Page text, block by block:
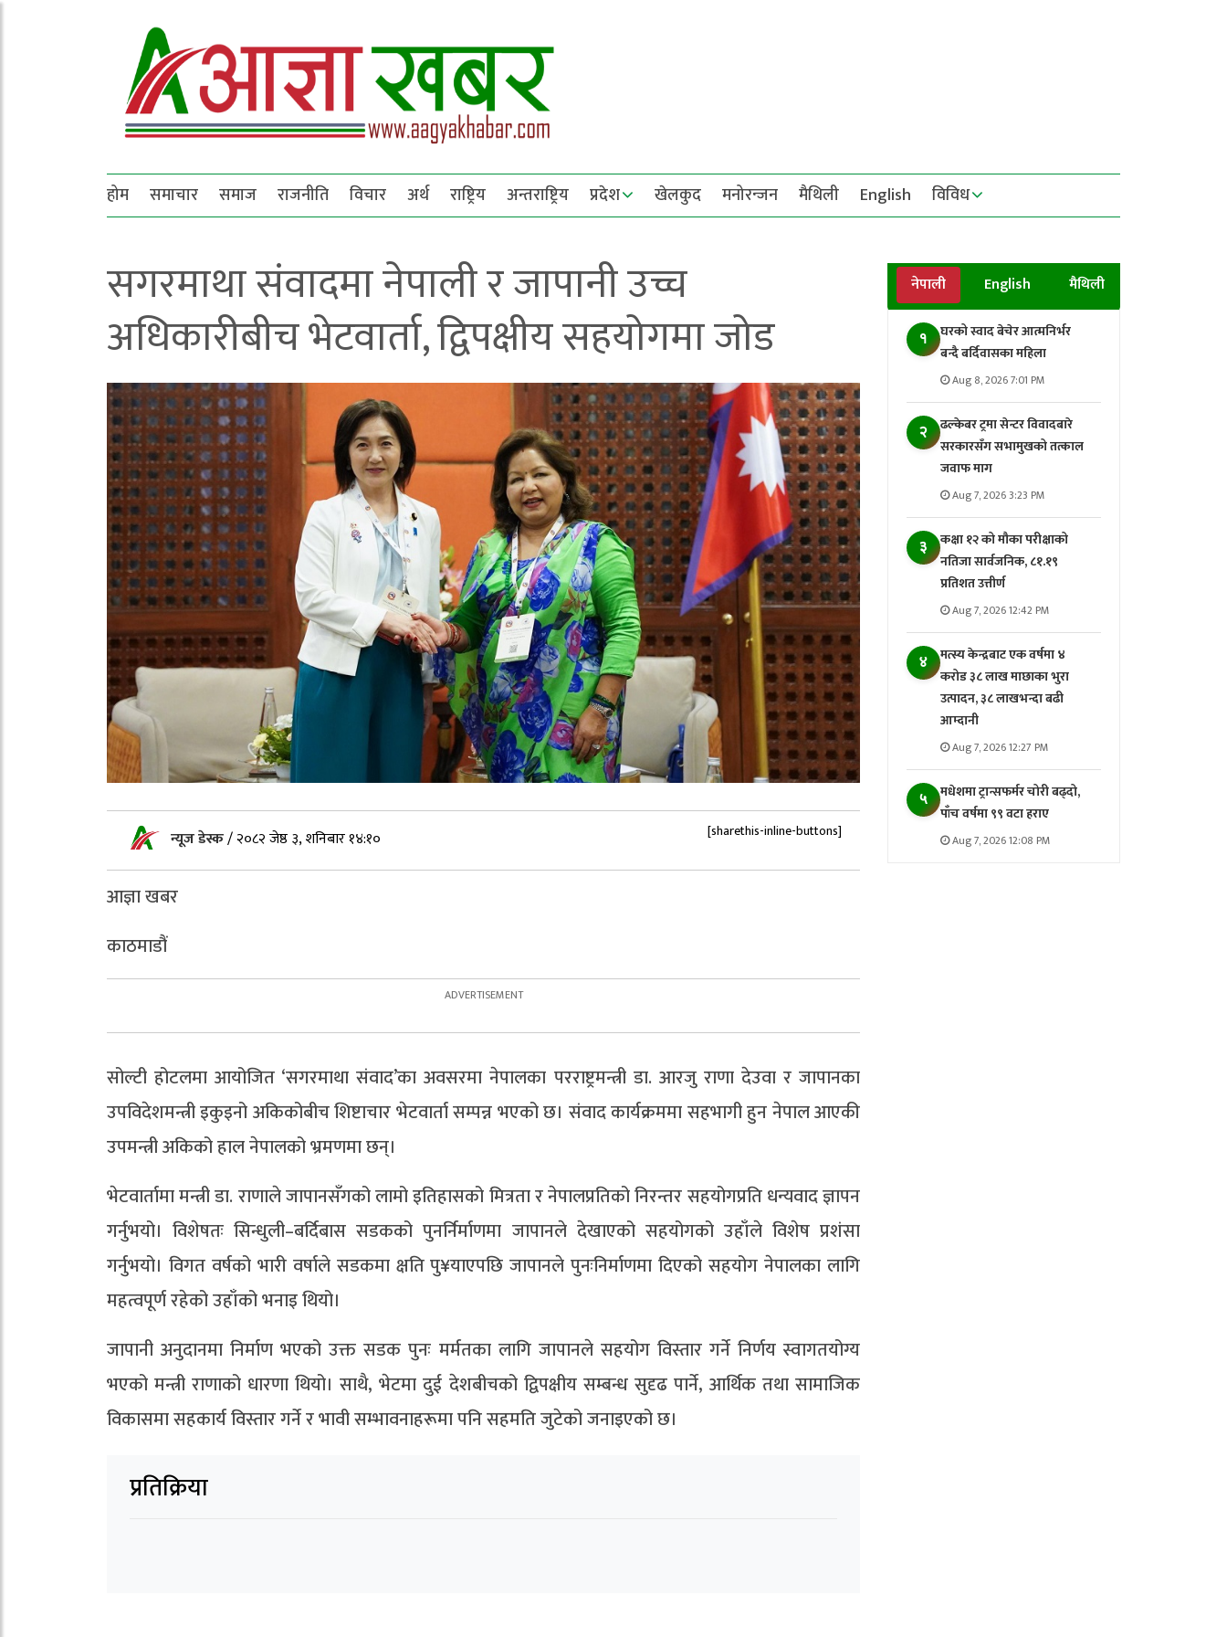
होम समाचार समाज राजनीति विचार अर्थ राष्ट्रिय अन्तराष्ट्रिय प्रदेश खेलकुद मनोरन्जन मैथिली English विविध
सगरमाथा संवादमा नेपाली र जापानी उच्च
अधिकारीबीच भेटवार्ता, द्विपक्षीय सहयोगमा जोड
न्यूज डेस्क/२०८२ जेष्ठ ३, शनिबार १४:१० [sharethis-inline-buttons]
आज्ञा खबर
काठमाडौं
सोल्टी होटलमा आयोजित ‘सगरमाथा संवाद’का अवसरमा नेपालका परराष्ट्रमन्त्री डा. आरजु राणा देउवा र जापानका
उपविदेशमन्त्री इकुइनो अकिकोबीच शिष्टाचार भेटवार्ता सम्पन्न भएको छ। संवाद कार्यक्रममा सहभागी हुन नेपाल आएकी
उपमन्त्री अकिको हाल नेपालको भ्रमणमा छन्।
भेटवार्तामा मन्त्री डा. राणाले जापानसँगको लामो इतिहासको मित्रता र नेपालप्रतिको निरन्तर सहयोगप्रति धन्यवाद ज्ञापन
गर्नुभयो। विशेषतः सिन्धुली–बर्दिबास सडकको पुनर्निर्माणमा जापानले देखाएको सहयोगको उहाँले विशेष प्रशंसा
गर्नुभयो। विगत वर्षको भारी वर्षाले सडकमा क्षति पु¥याएपछि जापानले पुनःनिर्माणमा दिएको सहयोग नेपालका लागि
महत्वपूर्ण रहेको उहाँको भनाइ थियो।
जापानी अनुदानमा निर्माण भएको उक्त सडक पुनः मर्मतका लागि जापानले सहयोग विस्तार गर्ने निर्णय स्वागतयोग्य
भएको मन्त्री राणाको धारणा थियो। साथै, भेटमा दुई देशबीचको द्विपक्षीय सम्बन्ध सुदृढ पार्ने, आर्थिक तथा सामाजिक
विकासमा सहकार्य विस्तार गर्ने र भावी सम्भावनाहरूमा पनि सहमति जुटेको जनाइएको छ।
प्रतिक्रिया
नेपाली English मैथिली
१
घरको स्वाद बेचेर आत्मनिर्भर
बन्दै बर्दिवासका महिला
Aug 8, 2026 7:01 PM
२
ढल्केबर ट्रमा सेन्टर विवादबारे
सरकारसँग सभामुखको तत्काल
जवाफ माग
Aug 7, 2026 3:23 PM
३
कक्षा १२ को मौका परीक्षाको
नतिजा सार्वजनिक, ८१.१९
प्रतिशत उत्तीर्ण
Aug 7, 2026 12:42 PM
४
मत्स्य केन्द्रबाट एक वर्षमा ४
करोड ३८ लाख माछाका भुरा
उत्पादन, ३८ लाखभन्दा बढी
आम्दानी
Aug 7, 2026 12:27 PM
५
मधेशमा ट्रान्सफर्मर चोरी बढ्दो,
पाँच वर्षमा ९९ वटा हराए
Aug 7, 2026 12:08 PM